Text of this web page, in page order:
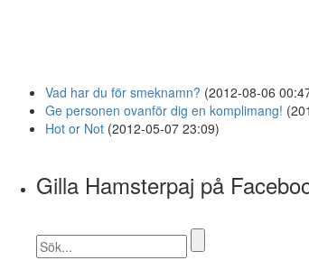
Vad har du för smeknamn? (2012-08-06
Ge personen ovanför dig en komplimang!
Hot or Not (2012-05-07 23:09)
Gilla Hamsterpaj på